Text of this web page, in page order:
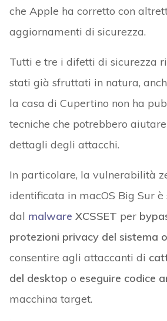
che Apple ha corretto con
aggiornamenti di sicurezza.
Tutti e tre i difetti di sicurezza
stati già sfruttati in natura,
la casa di Cupertino non ha
tecniche che potrebbero
dettagli degli attacchi.
In particolare, la vulnerabilità
identificata in macOS Big Sur
dal malware XCSSET per
protezioni privacy del sistema
consentire agli attaccanti di
del desktop o eseguire codice
macchina target.